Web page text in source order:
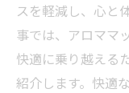
スを軽減し、心と
事では、アロママ
快適に乗り越える
紹介します。快適